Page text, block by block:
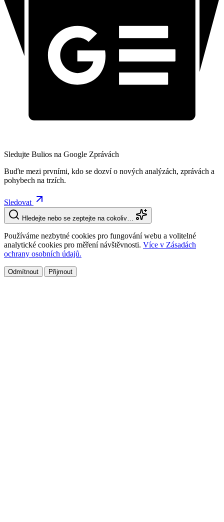
Sledujte Bulios na Google Zprávách
Buďte mezi prvními, kdo se dozví o nových analýzách, zprávách a
pohybech na trzích.
Sledovat
Hledejte nebo se zeptejte na cokoliv…
Používáme nezbytné cookies pro fungování webu a volitelné
analytické cookies pro měření návštěvnosti. Více v Zásadách
ochrany osobních údajů.
Odmítnout Přijmout